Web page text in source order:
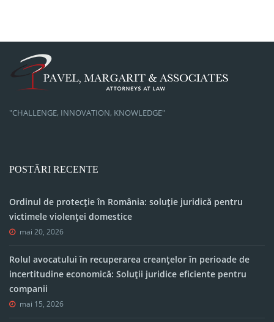
"CHALLENGE, INNOVATION, KNOWLEDGE"
POSTĂRI RECENTE
Ordinul de protecție în România: soluție juridică pentru
victimele violenței domestice
mai 20, 2026
Rolul avocatului în recuperarea creanțelor în perioade de
incertitudine economică: Soluții juridice eficiente pentru
companii
mai 15, 2026